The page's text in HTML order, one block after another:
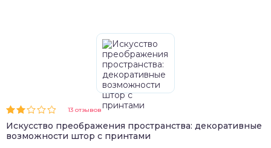
13 отзывов
Искусство преображения пространства: декоративные
возможности штор с принтами